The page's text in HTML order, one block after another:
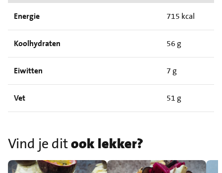
Energie 715 kcal
Koolhydraten 56 g
Eiwitten 7 g
Vet 51 g
Vind je ditook lekker?